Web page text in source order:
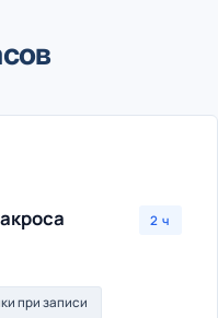
2 ч
при записи